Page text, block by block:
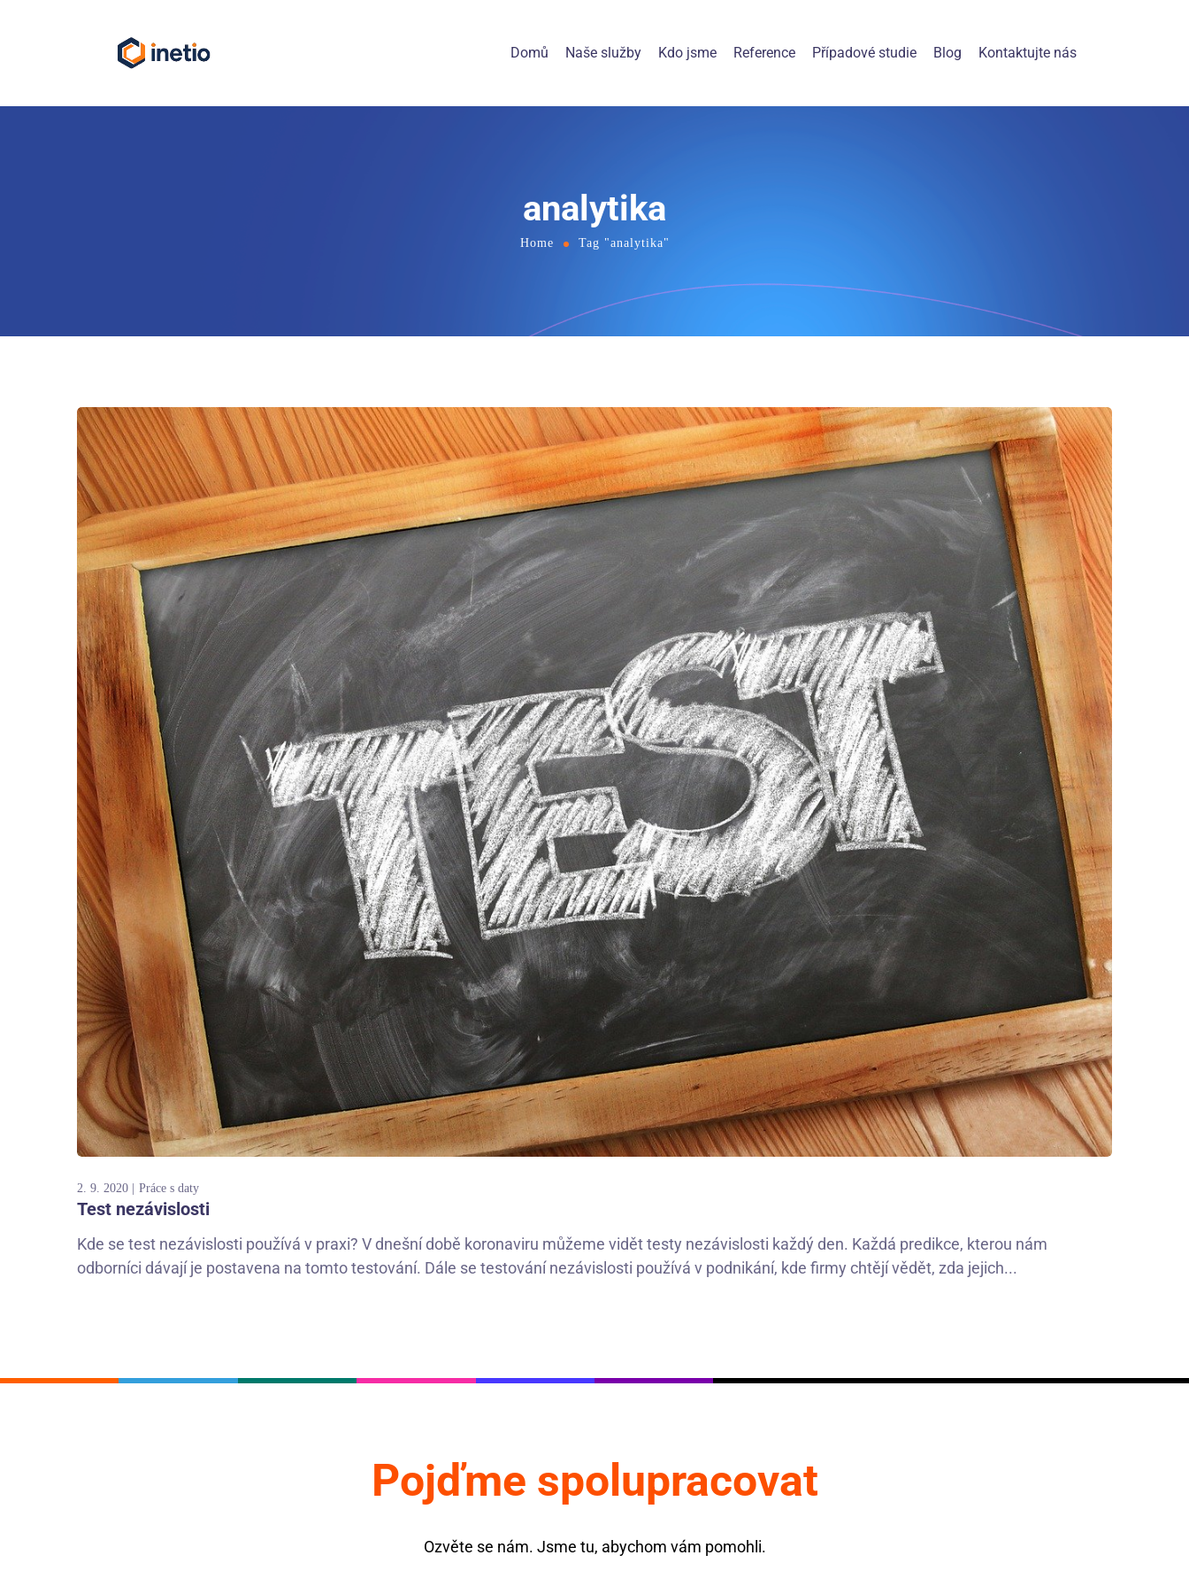
Domů Naše služby Kdo jsme Reference Případové studie Blog Kontaktujte nás
analytika
Home Tag "analytika"
2. 9. 2020 Práce s daty
Test nezávislosti
Kde se test nezávislosti používá v praxi? V dnešní době koronaviru můžeme vidět testy nezávislosti každý den. Každá predikce, kterou nám
odborníci dávají je postavena na tomto testování. Dále se testování nezávislosti používá v podnikání, kde firmy chtějí vědět, zda jejich...
Pojďme spolupracovat
Ozvěte se nám. Jsme tu, abychom vám pomohli.